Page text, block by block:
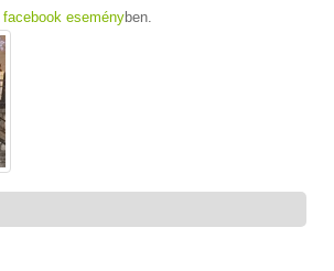
facebook eseményben.